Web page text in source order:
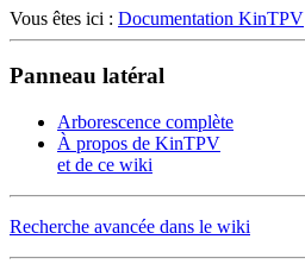
Vous êtes ici : Documentation KinTPV
Panneau latéral
Arborescence complète
À propos de KinTPV
et de ce wiki
Recherche avancée dans le wiki